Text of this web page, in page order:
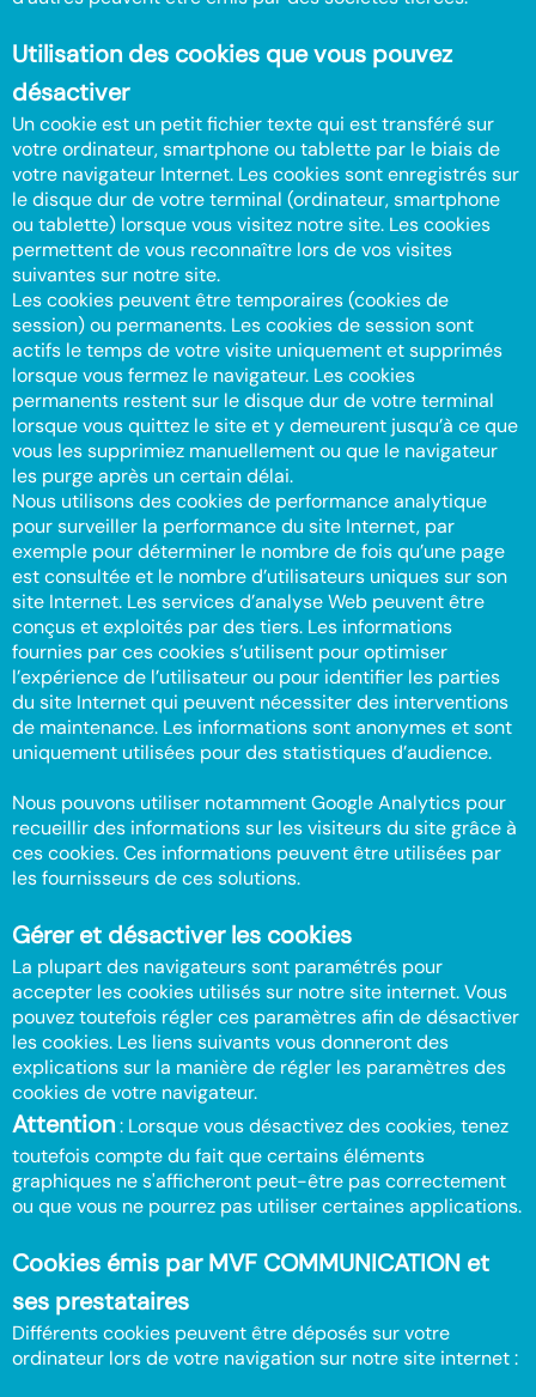
Utilisation des cookies que vous pouvez
désactiver
Un cookie est un petit fichier texte qui est transféré sur
votre ordinateur, smartphone ou tablette par le biais de
votre navigateur Internet. Les cookies sont enregistrés sur
le disque dur de votre terminal (ordinateur, smartphone
ou tablette) lorsque vous visitez notre site. Les cookies
permettent de vous reconnaître lors de vos visites
suivantes sur notre site.
Les cookies peuvent être temporaires (cookies de
session) ou permanents. Les cookies de session sont
actifs le temps de votre visite uniquement et supprimés
lorsque vous fermez le navigateur. Les cookies
permanents restent sur le disque dur de votre terminal
lorsque vous quittez le site et y demeurent jusqu’à ce que
vous les supprimiez manuellement ou que le navigateur
les purge après un certain délai.
Nous utilisons des cookies de performance analytique
pour surveiller la performance du site Internet, par
exemple pour déterminer le nombre de fois qu’une page
est consultée et le nombre d’utilisateurs uniques sur son
site Internet. Les services d’analyse Web peuvent être
conçus et exploités par des tiers. Les informations
fournies par ces cookies s’utilisent pour optimiser
l’expérience de l’utilisateur ou pour identifier les parties
du site Internet qui peuvent nécessiter des interventions
de maintenance. Les informations sont anonymes et sont
uniquement utilisées pour des statistiques d’audience.
Nous pouvons utiliser notamment Google Analytics pour
recueillir des informations sur les visiteurs du site grâce à
ces cookies. Ces informations peuvent être utilisées par
les fournisseurs de ces solutions.
Gérer et désactiver les cookies
La plupart des navigateurs sont paramétrés pour
accepter les cookies utilisés sur notre site internet. Vous
pouvez toutefois régler ces paramètres afin de désactiver
les cookies. Les liens suivants vous donneront des
explications sur la manière de régler les paramètres des
cookies de votre navigateur.
Attention: Lorsque vous désactivez des cookies, tenez
toutefois compte du fait que certains éléments
graphiques ne s'afficheront peut-être pas correctement
ou que vous ne pourrez pas utiliser certaines applications.
Cookies émis par MVF COMMUNICATION et
ses prestataires
Différents cookies peuvent être déposés sur votre
ordinateur lors de votre navigation sur notre site internet :